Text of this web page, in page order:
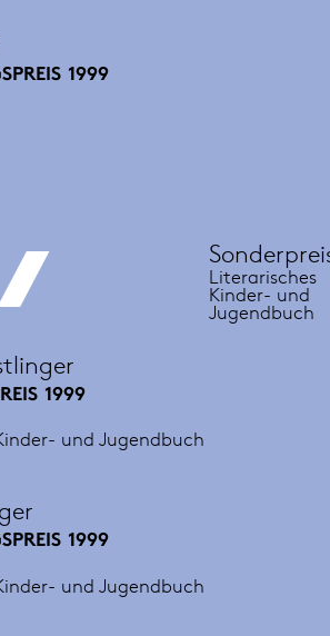
1999
Literarisches
Kinder- und
Jugendbuch
1999
und Jugendbuch
1999
und Jugendbuch